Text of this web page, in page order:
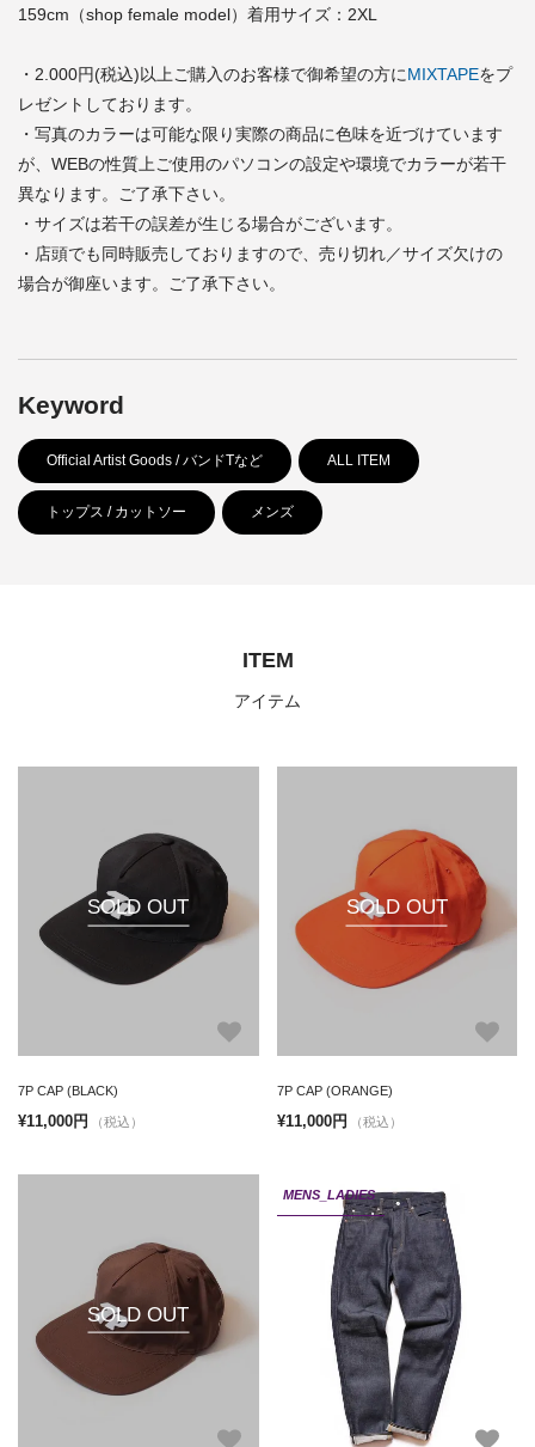
159cm（shop female model）着用サイズ：2XL
・2.000円(税込)以上ご購入のお客様で御希望の方にMIXTAPEをプ
レゼントしております。
・写真のカラーは可能な限り実際の商品に色味を近づけています
が、WEBの性質上ご使用のパソコンの設定や環境でカラーが若干
異なります。ご了承下さい。
・サイズは若干の誤差が生じる場合がございます。
・店頭でも同時販売しておりますので、売り切れ／サイズ欠けの
場合が御座います。ご了承下さい。
Keyword
Official Artist Goods / バンドTなど ALL ITEM
トップス / カットソー メンズ
ITEM
アイテム
SOLD OUT
7P CAP (BLACK)
¥11,000円 （税込）
SOLD OUT
7P CAP (ORANGE)
¥11,000円 （税込）
SOLD OUT
MENS_LADIES